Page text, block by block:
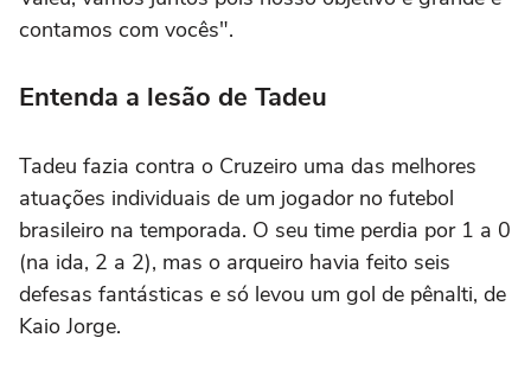
contamos com vocês".
Entenda a lesão de Tadeu
Tadeu fazia contra o Cruzeiro uma das melhores
atuações individuais de um jogador no futebol
brasileiro na temporada. O seu time perdia por 1 a 0
(na ida, 2 a 2), mas o arqueiro havia feito seis
defesas fantásticas e só levou um gol de pênalti, de
Kaio Jorge.